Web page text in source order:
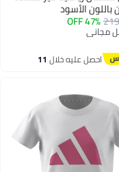
باللون الأسود
219
47% OFF
مجاني
مجاني
احصل عليه خلال 11